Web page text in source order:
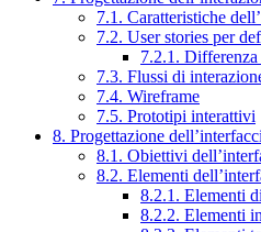
7.1. Caratteristiche
7.2. User stories per
7.2.1. Differenza
7.3. Flussi di
7.4. Wireframe
7.5. Prototipi interattivi
8. Progettazione
8.1. Obiettivi
8.2. Elementi
8.2.1. Elementi
8.2.2. Elementi